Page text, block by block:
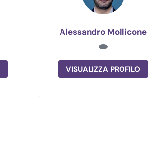
Alessandro Mollicone
VISUALIZZA PROFILO